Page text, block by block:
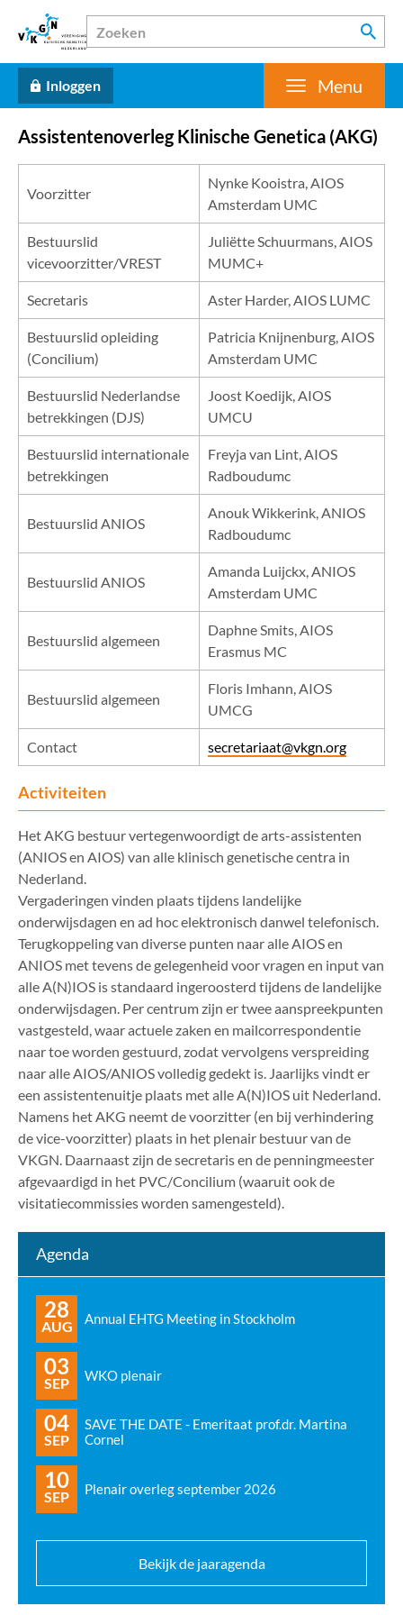
Inloggen Menu
Assistentenoverleg Klinische Genetica (AKG)
Voorzitter
Nynke Kooistra, AIOS
Amsterdam UMC
Bestuurslid
vicevoorzitter/VREST
Juliëtte Schuurmans, AIOS
MUMC+
Secretaris Aster Harder, AIOS LUMC
Bestuurslid opleiding
(Concilium)
Patricia Knijnenburg, AIOS
Amsterdam UMC
Bestuurslid Nederlandse
betrekkingen (DJS)
Joost Koedijk, AIOS
UMCU
Bestuurslid internationale
betrekkingen
Freyja van Lint, AIOS
Radboudumc
Bestuurslid ANIOS
Anouk Wikkerink, ANIOS
Radboudumc
Bestuurslid ANIOS
Amanda Luijckx, ANIOS
Amsterdam UMC
Bestuurslid algemeen
Daphne Smits, AIOS
Erasmus MC
Bestuurslid algemeen
Floris Imhann, AIOS
UMCG
Contact secretariaat@vkgn.org
Activiteiten
Het AKG bestuur vertegenwoordigt de arts-assistenten
(ANIOS en AIOS) van alle klinisch genetische centra in
Nederland.
Vergaderingen vinden plaats tijdens landelijke
onderwijsdagen en ad hoc elektronisch danwel telefonisch.
Terugkoppeling van diverse punten naar alle AIOS en
ANIOS met tevens de gelegenheid voor vragen en input van
alle A(N)IOS is standaard ingeroosterd tijdens de landelijke
onderwijsdagen. Per centrum zijn er twee aanspreekpunten
vastgesteld, waar actuele zaken en mailcorrespondentie
naar toe worden gestuurd, zodat vervolgens verspreiding
naar alle AIOS/ANIOS volledig gedekt is. Jaarlijks vindt er
een assistentenuitje plaats met alle A(N)IOS uit Nederland.
Namens het AKG neemt de voorzitter (en bij verhindering
de vice-voorzitter) plaats in het plenair bestuur van de
VKGN. Daarnaast zijn de secretaris en de penningmeester
afgevaardigd in het PVC/Concilium (waaruit ook de
visitatiecommissies worden samengesteld).
Agenda
28
AUG Annual EHTG Meeting in Stockholm
03
SEP WKO plenair
04
SEP
SAVE THE DATE - Emeritaat prof.dr. Martina
Cornel
10
SEP Plenair overleg september 2026
Bekijk de jaaragenda